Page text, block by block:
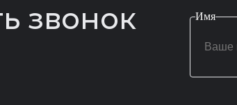
звонок Имя